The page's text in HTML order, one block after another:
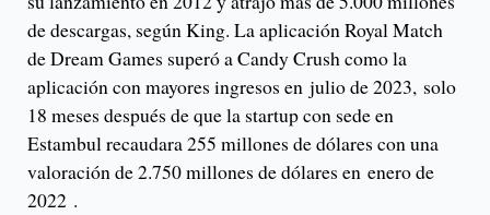
de descargas, según King. La aplicación Royal Match
de Dream Games superó a Candy Crush como la
aplicación con mayores ingresos en julio de 2023, solo
18 meses después de que la startup con sede en
Estambul recaudara 255 millones de dólares con una
valoración de 2.750 millones de dólares en enero de
2022 .